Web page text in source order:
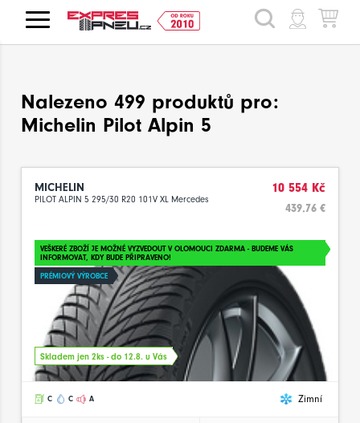
HLEDAT
Nalezeno 499 produktů pro:
Michelin Pilot Alpin 5
MICHELIN
PILOT ALPIN 5 295/30 R20 101V XL Mercedes
10 554 Kč
439.76 €
VEŠKERÉ ZBOŽÍ JE MOŽNÉ VYZVEDOUT V OLOMOUCI ZDARMA - BUDEME VÁS
INFORMOVAT, KDY BUDE PŘIPRAVENO!
PRÉMIOVÝ VÝROBCE
Skladem jen 2ks - do 12.8. u Vás
C C A Zimní